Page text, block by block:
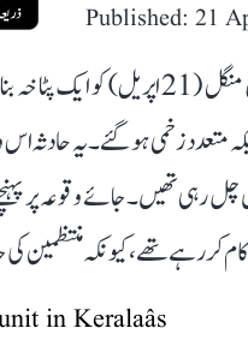
Published: 21
تھریشور کے علاقے منڈتھیکوڈو
ہیں، جبکہ متعدد زخمی ہو گئے۔
چل رہی تھیں۔ جائے وقوعہ پر
in Keralaâs